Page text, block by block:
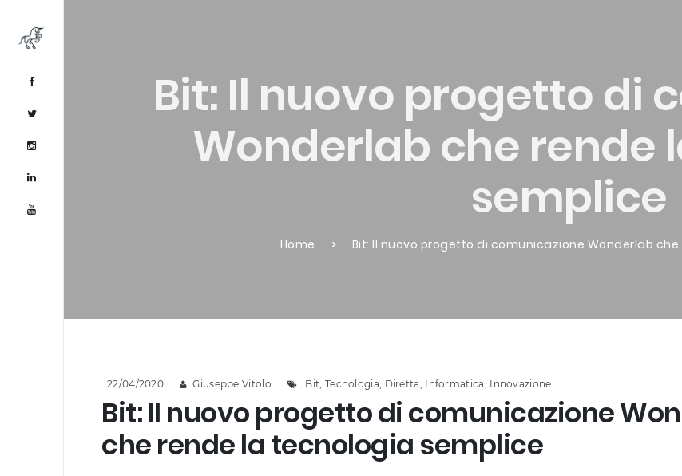
Bit: Il nuovo progetto di
Wonderlab che rende
semplice
Home Bit: Il nuovo progetto di comunicazione Wonderlab
22/04/2020 Giuseppe Vitolo Bit, Tecnologia, Diretta, Informatica, Innovazione
Bit: Il nuovo progetto di comunicazione
che rende la tecnologia semplice